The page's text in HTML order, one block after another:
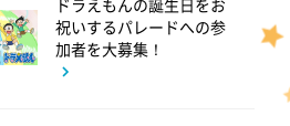
ドラえもんの誕生日をお
祝いするパレードへの参
加者を大募集！